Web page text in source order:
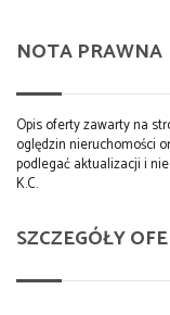
NOTA PRAWNA
Opis oferty zawarty na
oględzin nieruchomości
podlegać aktualizacji i
K.C.
SZCZEGÓŁY